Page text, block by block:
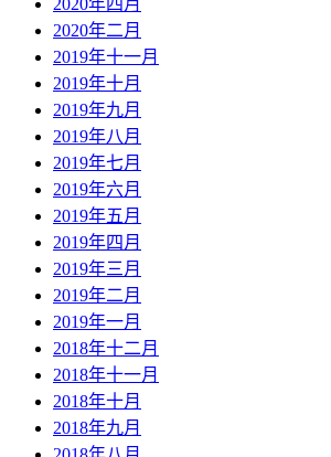
2020年二月
2019年十一月
2019年十月
2019年九月
2019年八月
2019年七月
2019年六月
2019年五月
2019年四月
2019年三月
2019年二月
2019年一月
2018年十二月
2018年十一月
2018年十月
2018年九月